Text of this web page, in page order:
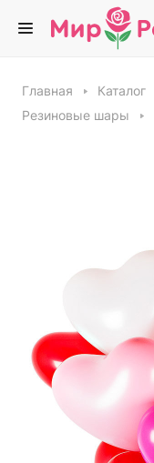
Главная Каталог
Резиновые шары